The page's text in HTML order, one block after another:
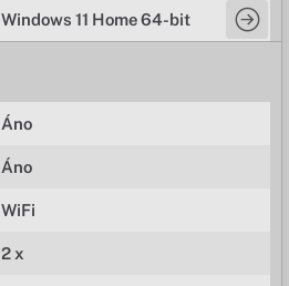
Windows 11 Home 64-bit
Áno
Áno
WiFi
2 x